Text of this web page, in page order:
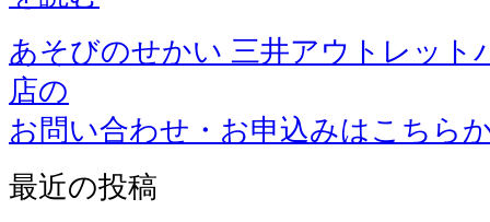
あそびのせかい 三井アウトレット
店の
お問い合わせ・お申込みはこちら
最近の投稿